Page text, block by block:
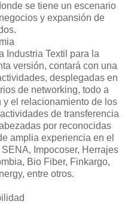
se tiene un escenario
y expansión de
Industria Textil para la
versión, contará con una
desplegadas en
de networking, todo a
el relacionamiento de los
de transferencia
por reconocidas
amplia experiencia en el
Impocoser, Herrajes
Bio Fiber, Finkargo,
entre otros.